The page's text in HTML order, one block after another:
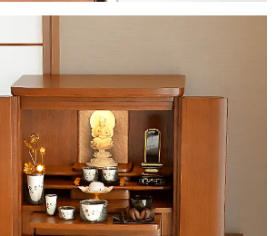
は予告なく変更することがございます。予
、お仏壇の基本的な飾り方はこちら